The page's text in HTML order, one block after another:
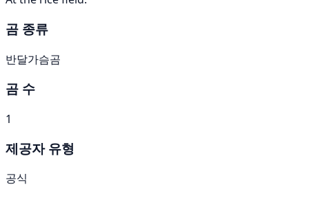
곰 종류
반달가슴곰
곰 수
1
제공자 유형
공식